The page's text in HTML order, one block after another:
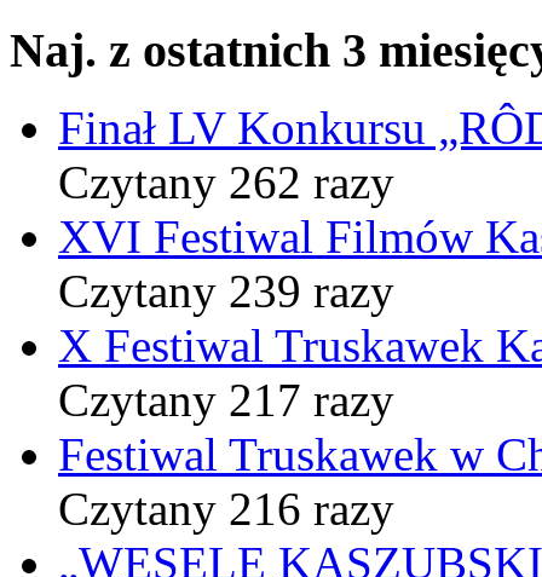
Naj. z ostatnich 3
Finał LV Konkursu
Czytany 262 razy
XVI Festiwal Filmów
Czytany 239 razy
X Festiwal Truskawek
Czytany 217 razy
Festiwal Truskawek w
Czytany 216 razy
„WESELE